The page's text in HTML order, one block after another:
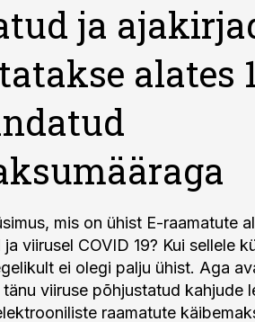
ja
alates
mis on ühist E-raamatute
viirusel COVID 19? Kui sellele
ei olegi palju ühist. Aga
viiruse põhjustatud kahjude
raamatute